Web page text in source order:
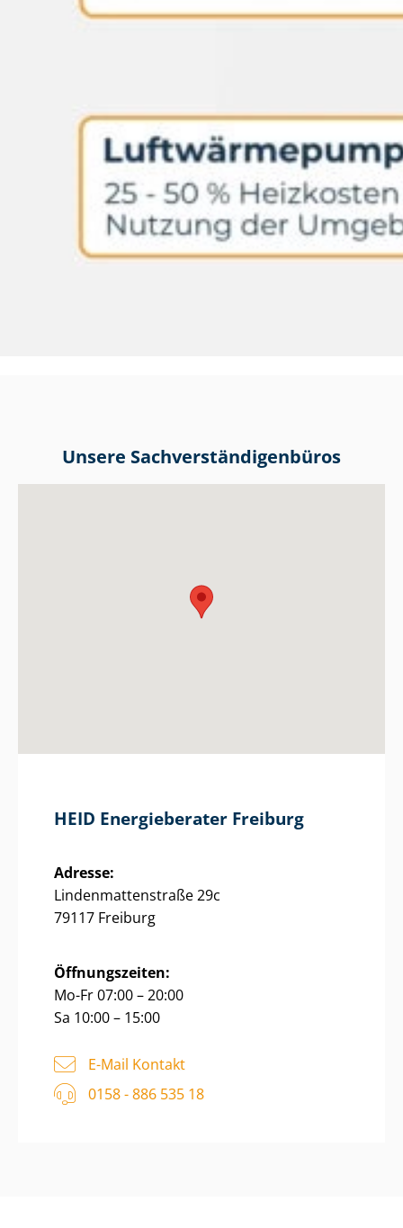
Unsere Sach­ver­stän­di­gen­bü­ros
HEID Energieberater Freiburg
Adresse:
Lin­den­mat­ten­stra­ße 29c
79117 Freiburg
Öffnungszeiten:
Mo-Fr 07:00 – 20:00
Sa 10:00 – 15:00
E-Mail Kontakt
0158 - 886 535 18